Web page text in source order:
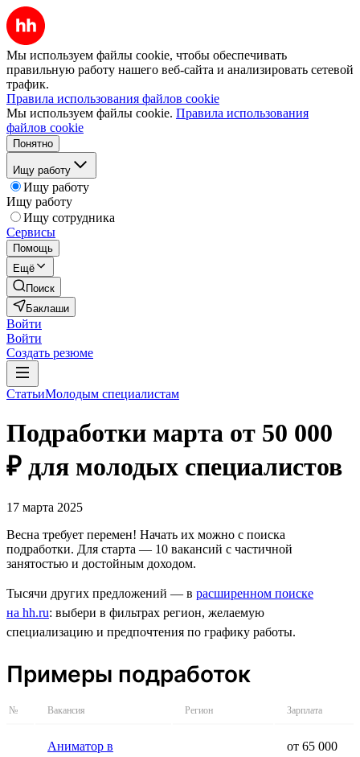
Мы используем файлы cookie, чтобы обеспечивать
правильную работу нашего веб-сайта и анализировать сетевой
трафик.
Правила использования файлов cookie
Мы используем файлы cookie. Правила использования
файлов cookie
Понятно
Ищу работу
Ищу работу
Ищу работу
Ищу сотрудника
Сервисы
Помощь
Ещё
Поиск
Баклаши
Войти
Войти
Создать резюме
СтатьиМолодым специалистам
Подработки марта от 50 000
₽ для молодых специалистов
17 марта 2025
Весна требует перемен! Начать их можно с поиска
подработки. Для старта — 10 вакансий с частичной
занятостью и достойным доходом.
Тысячи других предложений — в расширенном поиске
на hh.ru: выбери в фильтрах регион, желаемую
специализацию и предпочтения по графику работы.
Примеры подработок
№ Вакансия Регион Зарплата
Аниматор в
от 65 000